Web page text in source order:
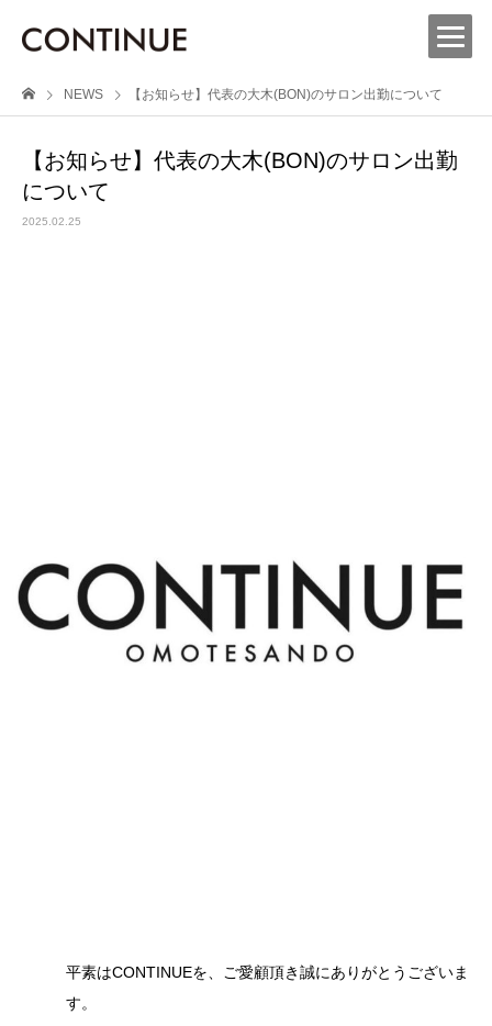
NEWS 【お知らせ】代表の大木(BON)のサロン出勤について
【お知らせ】代表の大木(BON)のサロン出勤
について
2025.02.25
平素はCONTINUEを、ご愛顧頂き誠にありがとうございま
す。